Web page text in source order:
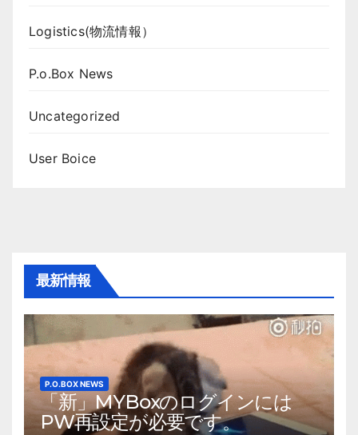
Logistics(物流情報）
P.o.Box News
Uncategorized
User Boice
最新情報
P.O.BOX NEWS
「新」MYBoxのログインには
PW再設定が必要です。